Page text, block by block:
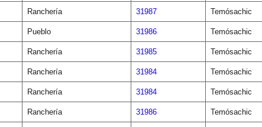
Ranchería 31987 Temósachic
Pueblo 31986 Temósachic
Ranchería 31985 Temósachic
Ranchería 31984 Temósachic
Ranchería 31984 Temósachic
Ranchería 31986 Temósachic